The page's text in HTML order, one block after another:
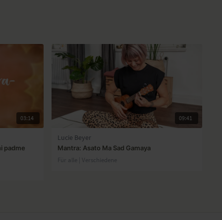
03:14
padme
09:41
Lucie Beyer
Mantra: Asato Ma Sad Gamaya
Für alle | Verschiedene